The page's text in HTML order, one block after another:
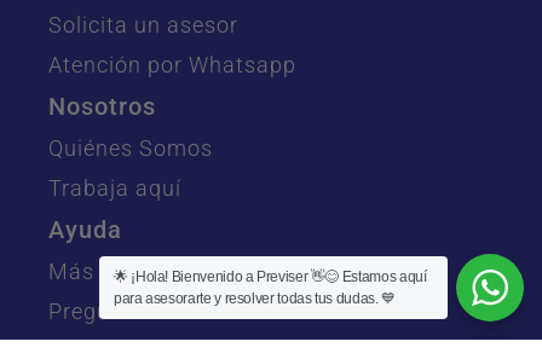
Solicita un asesor
Atención por Whatsapp
Nosotros
Quiénes Somos
Trabaja aquí
Ayuda
Más Información
Preguntas Frecuentes
🌟 ¡Hola! Bienvenido a Previser 👋😊 Estamos aquí
para asesorarte y resolver todas tus dudas. 💙